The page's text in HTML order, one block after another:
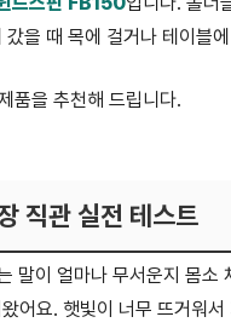
을 때 목에 걸거나 테이블
품을 추천해 드립니다.
직관 실전 테스트
말이 얼마나 무서운지 몸
어요. 햇빛이 너무 뜨거워